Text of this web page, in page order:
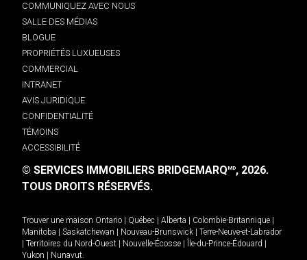
COMMUNIQUEZ AVEC NOUS
SALLE DES MÉDIAS
BLOGUE
PROPRIÉTÉS LUXUEUSES
COMMERCIAL
INTRANET
AVIS JURIDIQUE
CONFIDENTIALITÉ
TÉMOINS
ACCESSIBILITÉ
© SERVICES IMMOBILIERS BRIDGEMARQMD, 2026.
TOUS DROITS RÉSERVÉS.
Trouver une maison Ontario Québec Alberta Colombie-Britannique
Manitoba
Saskatchewan Nouveau-Brunswick
Terre-Neuve-et-Labrador
Territoires du Nord-Ouest Nouvelle-Écosse Île-du-Prince-Édouard
Yukon
Nunavut.